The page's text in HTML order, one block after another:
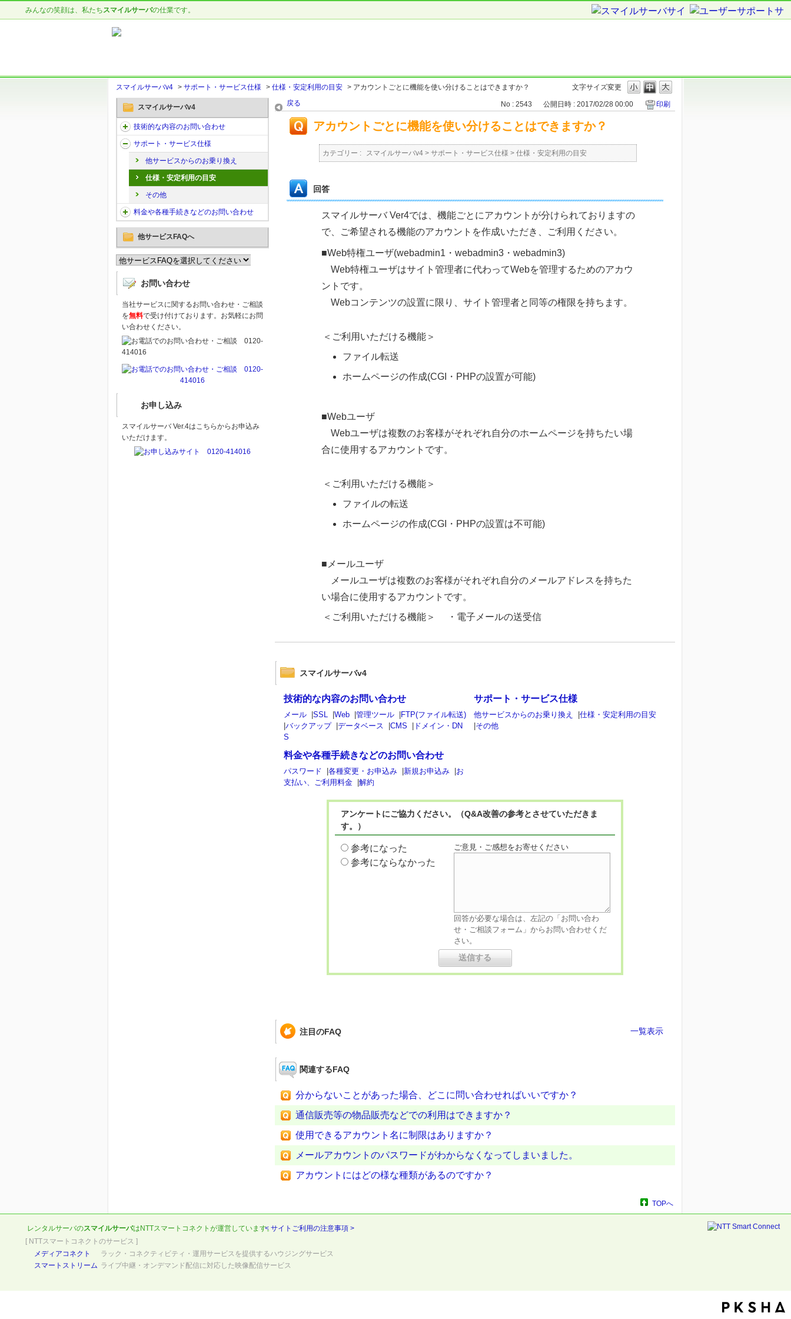
みんなの笑顔は、私たちスマイルサーバの仕業です。
文字サイズ変更
スマイルサーバv4 > サポート・サービス仕様 > 仕様・安定利用の目安 > アカウントごとに機能を使い分けることはできますか？
スマイルサーバv4
技術的な内容のお問い合わせ
サポート・サービス仕様
他サービスからのお乗り換え
仕様・安定利用の目安
その他
料金や各種手続きなどのお問い合わせ
他サービスFAQへ
お問い合わせ
当社サービスに関するお問い合わせ・ご相談
を無料で受け付けております。お気軽にお問
い合わせください。
お申し込み
スマイルサーバ Ver.4はこちらからお申込み
いただけます。
戻る No : 2543 公開日時 : 2017/02/28 00:00 印刷
アカウントごとに機能を使い分けることはできますか？
カテゴリー : スマイルサーバv4 > サポート・サービス仕様 > 仕様・安定利用の目安
回答
スマイルサーバ Ver4では、機能ごとにアカウントが分けられておりますの
で、ご希望される機能のアカウントを作成いただき、ご利用ください。
■Web特権ユーザ(webadmin1・webadmin3・webadmin3)
Web特権ユーザはサイト管理者に代わってWebを管理するためのアカウ
ントです。
Webコンテンツの設置に限り、サイト管理者と同等の権限を持ちます。
＜ご利用いただける機能＞
ファイル転送
ホームページの作成(CGI・PHPの設置が可能)
■Webユーザ
Webユーザは複数のお客様がそれぞれ自分のホームページを持ちたい場
合に使用するアカウントです。
＜ご利用いただける機能＞
ファイルの転送
ホームページの作成(CGI・PHPの設置は不可能)
■メールユーザ
メールユーザは複数のお客様がそれぞれ自分のメールアドレスを持ちた
い場合に使用するアカウントです。
＜ご利用いただける機能＞ ・電子メールの送受信
スマイルサーバv4
技術的な内容のお問い合わせ
メール SSL Web 管理ツール
FTP(ファイル転送)
バックアップ データベース CMS
ドメイン・DN
S
サポート・サービス仕様
他サービスからのお乗り換え |仕様・安定利用の目安
その他
料金や各種手続きなどのお問い合わせ
パスワード 各種変更・お申込み 新規お申込み
お
支払い、ご利用料金
解約
アンケートにご協力ください。（Q&A改善の参考とさせていただきま
す。）
参考になった
参考にならなかった
ご意見・ご感想をお寄せください
回答が必要な場合は、左記の「お問い合わ
せ・ご相談フォーム」からお問い合わせくだ
さい。
注目のFAQ 一覧表示
関連するFAQ
分からないことがあった場合、どこに問い合わせればいいですか？
通信販売等の物品販売などでの利用はできますか？
使用できるアカウント名に制限はありますか？
メールアカウントのパスワードがわからなくなってしまいました。
アカウントにはどの様な種類があるのですか？
TOPへ
レンタルサーバのスマイルサーバは NTTスマートコネクト が運営しています。< サイトご利用の注意事項 >
[ NTTスマートコネクトのサービス ]
メディアコネクト
ラック・コネクティビティ・運用サービスを提供するハウジングサービス
スマートストリーム ライブ中継・オンデマンド配信に対応した映像配信サービス